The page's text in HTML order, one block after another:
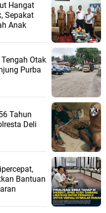
Hangat
Sepakat
Anak
Otak
Purba
Tahun
Deli
Bantuan